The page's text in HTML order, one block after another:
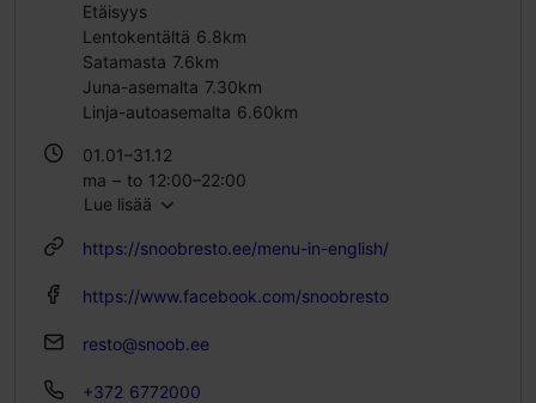
Etäisyys
Lentokentältä 6.8km
Satamasta 7.6km
Juna-asemalta 7.30km
Linja-autoasemalta 6.60km
01.01–31.12
ma – to 12:00–22:00
pe – la 12:00–23:00
Lue lisää
https://snoobresto.ee/menu-in-english/
https://www.facebook.com/snoobresto
resto@snoob.ee
+372 6772000